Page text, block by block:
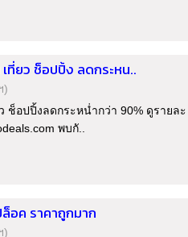
ยว ช็อปปิ้ง ลดกระหน..
)
ช็อปปิ้งลดกระหน่ำกว่า 90% ดูรายละ
พบกั..
อค ราคาถูกมาก
)